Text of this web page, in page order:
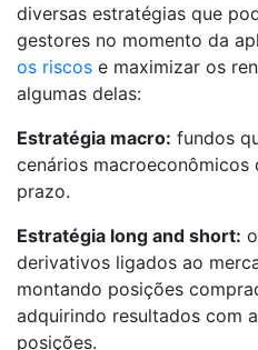
diversas estratégias que
gestores no momento da
os riscos e maximizar os
algumas delas:
Estratégia macro: fundos
cenários
prazo.
Estratégia long and short:
derivativos ligados ao
montando posições
adquirindo resultados com
posições.